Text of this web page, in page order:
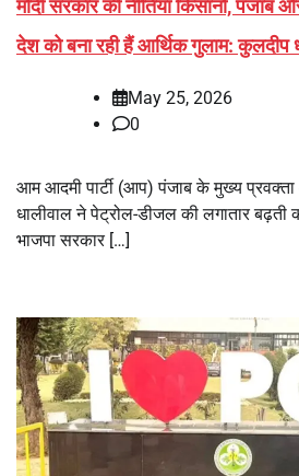
मोदी सरकार की नीतियां किसानों,
देश को बना रही हैं आर्थिक गुलाम: कुलदीप
May 25, 2026
0
आम आदमी पार्टी (आप) पंजाब के मुख्य
धालीवाल ने पेट्रोल-डीजल की लगातार
भाजपा सरकार […]